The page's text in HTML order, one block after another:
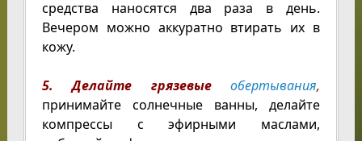
средства наносятся два раза в день.
Вечером можно аккуратно втирать их в
кожу.
5. Делайте грязевые обертывания,
принимайте солнечные ванны, делайте
компрессы с эфирными маслами,